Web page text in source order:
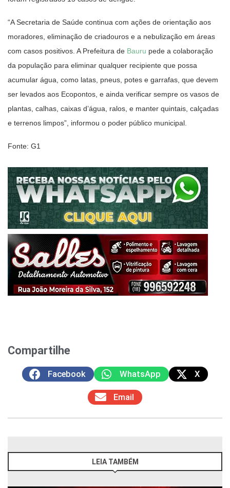
“A Secretaria de Saúde continua com ações de orientação aos
moradores, eliminação de criadouros e a nebulização em áreas
com casos positivos. A Prefeitura de Bauru pede a colaboração
da população para eliminar qualquer recipiente que possa
acumular água, como latas, pneus, potes e garrafas, que devem
ser levados aos Ecopontos, e ainda verificar sempre os vasos de
plantas, calhas, caixas d’água, ralos, e manter quintais, calçadas
e terrenos limpos”, informou o poder público municipal.
Fonte: G1
Compartilhe
Facebook WhatsApp X
Email
LEIA TAMBÉM